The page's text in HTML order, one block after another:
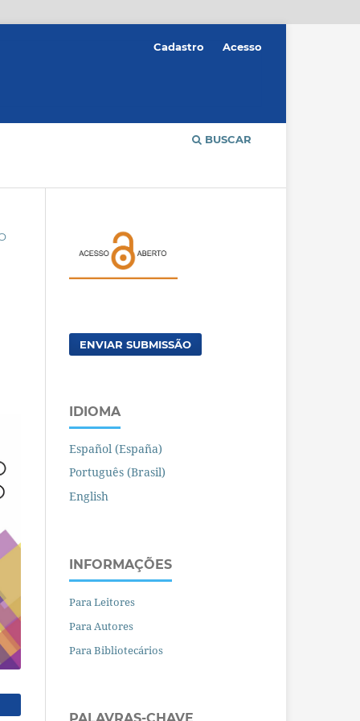
BUSCAR
Cadastro Acesso
ENVIAR SUBMISSÃO
IDIOMA
Español (España)
Português (Brasil)
English
INFORMAÇÕES
Para Leitores
Para Autores
Para Bibliotecários